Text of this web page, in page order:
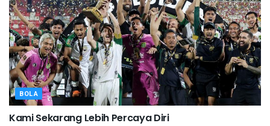
BOLA
Kami Sekarang Lebih Percaya Diri